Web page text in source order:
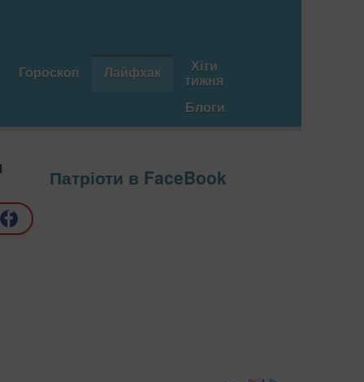
Гороскоп Лайфхак Хіти
тижня
Блоги
Патріоти в FaceBook